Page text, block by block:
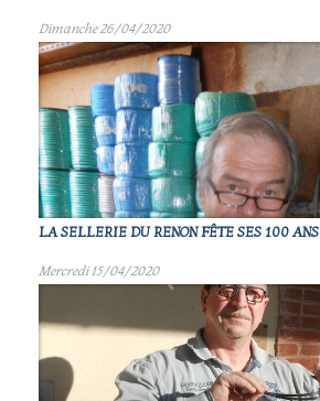
Dimanche 26/04/2020
LA SELLERIE DU RENON FÊTE SES 100 ANS
Mercredi 15/04/2020